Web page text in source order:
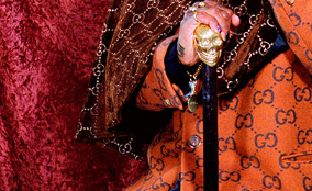
Twitter
Facebook
instagram
Tumblr